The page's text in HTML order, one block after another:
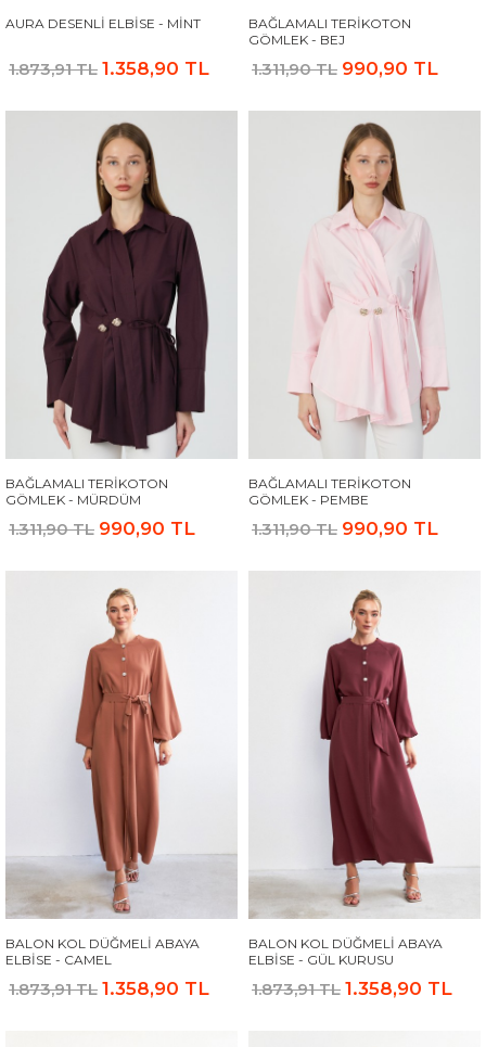
AURA DESENLI ELBISE - MINT
1.873,91 TL 1.358,90 TL
BAĞLAMALI TERIKOTON
GÖMLEK - BEJ
1.311,90 TL 990,90 TL
BAĞLAMALI TERIKOTON
GÖMLEK - MÜRDÜM
1.311,90 TL 990,90 TL
BAĞLAMALI TERIKOTON
GÖMLEK - PEMBE
1.311,90 TL 990,90 TL
BALON KOL DÜĞMELI ABAYA
ELBISE - CAMEL
1.873,91 TL 1.358,90 TL
BALON KOL DÜĞMELI ABAYA
ELBISE - GÜL KURUSU
1.873,91 TL 1.358,90 TL